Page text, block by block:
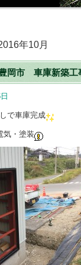
年10月
岡市 車庫新築工
で車庫完成
気・塗装